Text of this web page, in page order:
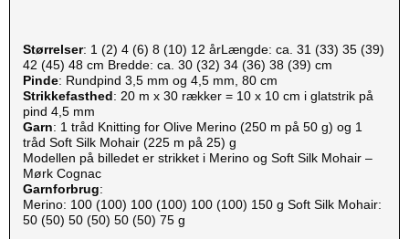
Størrelser: 1 (2) 4 (6) 8 (10) 12 årLængde: ca. 31 (33) 35 (39)
42 (45) 48 cm Bredde: ca. 30 (32) 34 (36) 38 (39) cm
Pinde: Rundpind 3,5 mm og 4,5 mm, 80 cm
Strikkefasthed: 20 m x 30 rækker = 10 x 10 cm i glatstrik på
pind 4,5 mm
Garn: 1 tråd Knitting for Olive Merino (250 m på 50 g) og 1
tråd Soft Silk Mohair (225 m på 25) g
Modellen på billedet er strikket i Merino og Soft Silk Mohair –
Mørk Cognac
Garnforbrug:
Merino: 100 (100) 100 (100) 100 (100) 150 g Soft Silk Mohair:
50 (50) 50 (50) 50 (50) 75 g